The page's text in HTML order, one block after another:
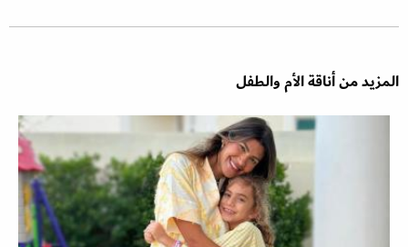
المزيد من أناقة الأم والطفل